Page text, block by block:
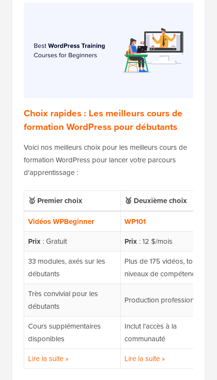
Choix rapides : Les meilleurs cours de
formation WordPress pour débutants
Voici nos meilleurs choix pour les meilleurs cours de
formation WordPress pour lancer votre parcours
d'apprentissage :
🥇 Premier choix
🥈 Deuxième choix
Vidéos WPBeginner
WP101
Prix: Gratuit Prix: 12 $/mois
33 modules, axés sur les
débutants
Plus de 175 vidéos, tous
niveaux de compétence
Très convivial pour les
débutants
Production professionnelle
Cours supplémentaires
disponibles
Inclut l'accès à la
communauté
Lire la suite »
Lire la suite »